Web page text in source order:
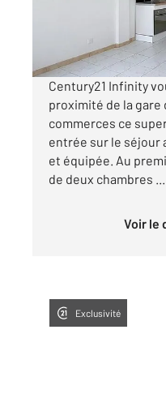
730 €
par mois charges
Century21 Infinity
proximité de la gare
commerces ce
entrée sur le séjour
et équipée. Au
de deux chambres ...
Voir
Exclusivité